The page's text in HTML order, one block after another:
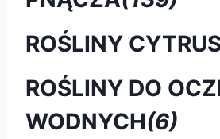
ROŚLINY
ROŚLINY DO
WODNYCH(6)